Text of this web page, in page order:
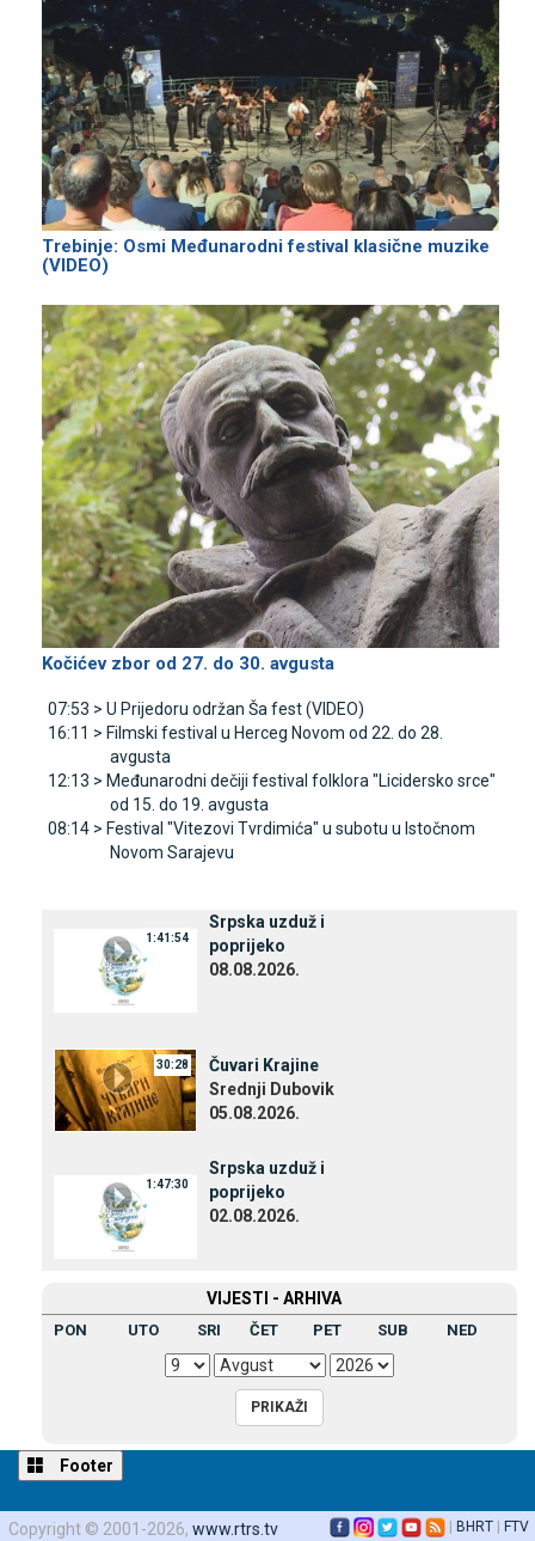
Trebinje: Osmi Međunarodni festival klasične muzike
(VIDEO)
Kočićev zbor od 27. do 30. avgusta
07:53 > U Prijedoru održan Ša fest (VIDEO)
16:11 > Filmski festival u Herceg Novom od 22. do 28.
avgusta
12:13 > Međunarodni dečiji festival folklora "Licidersko srce"
od 15. do 19. avgusta
08:14 > Festival "Vitezovi Tvrdimića" u subotu u Istočnom
Novom Sarajevu
1:41:54
Srpska uzduž i
poprijeko
08.08.2026.
30:28
Čuvari Krajine
Srednji Dubovik
05.08.2026.
1:47:30
Srpska uzduž i
poprijeko
02.08.2026.
VIЈESTI - ARHIVA
PON UTO SRI ČET PET SUB NED
Footer
Copyright © 2001-2026, www.rtrs.tv | BHRT | FTV